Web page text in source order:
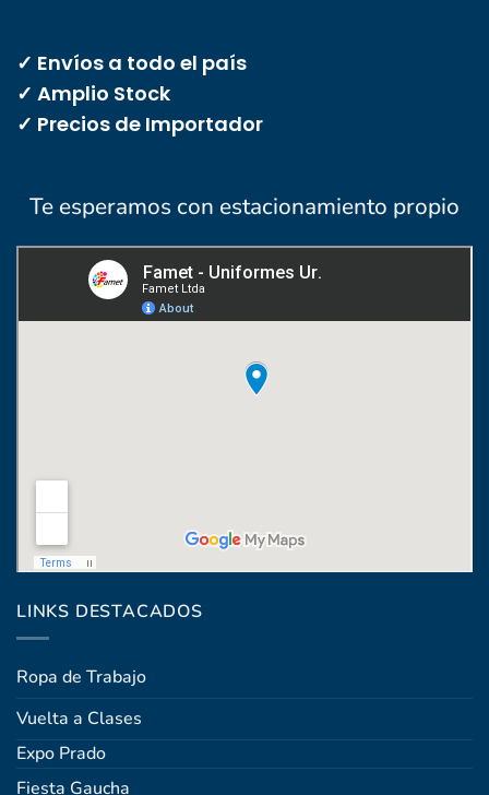
✓ Envíos a todo el país
✓ Amplio Stock
✓ Precios de Importador
Te esperamos con estacionamiento propio
LINKS DESTACADOS
Ropa de Trabajo
Vuelta a Clases
Expo Prado
Fiesta Gaucha